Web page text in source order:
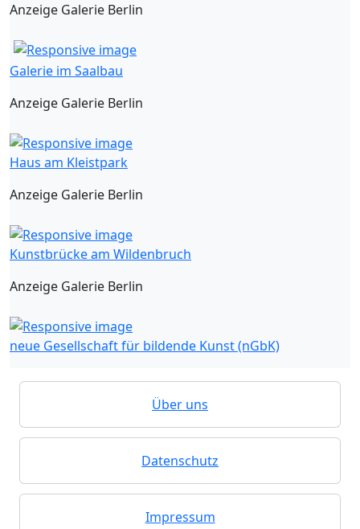
Anzeige Galerie Berlin
Galerie im Saalbau
Anzeige Galerie Berlin
Haus am Kleistpark
Anzeige Galerie Berlin
Kunstbrücke am Wildenbruch
Anzeige Galerie Berlin
neue Gesellschaft für bildende Kunst (nGbK)
Über uns
Datenschutz
Impressum